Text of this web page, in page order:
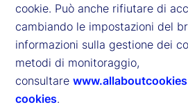
cookie. Può anche rifiutare di
cambiando le impostazioni del
informazioni sulla gestione dei
metodi di monitoraggio,
consultare
cookies.